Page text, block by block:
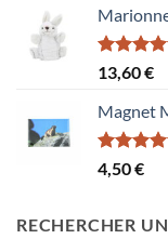
Note5.00
sur 5
13,60€
Magnet
Note5.00
sur 5
4,50€
RECHERCHER